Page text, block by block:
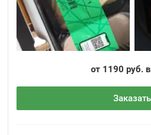
от 1190 руб.
Заказать